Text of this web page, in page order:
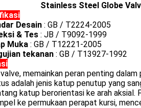
Stainless Steel Globe
Desain : GB / T2224-2005
& Tes : JB / T9092-1999
Muka : GB / T12221-2005
tekanan : GB / T13927-1992
memainkan peran penting
adalah jenis katup penutup yang
katup berorientasi ke arah aksial.
ke permukaan perapat kursi,